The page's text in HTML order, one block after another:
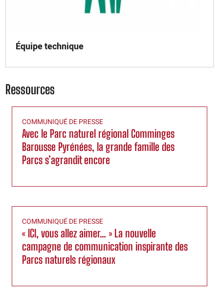
Équipe technique
Ressources
COMMUNIQUÉ DE PRESSE
Avec le Parc naturel régional Comminges
Barousse Pyrénées, la grande famille des
Parcs s’agrandit encore
COMMUNIQUÉ DE PRESSE
« ICI, vous allez aimer… » La nouvelle
campagne de communication inspirante des
Parcs naturels régionaux